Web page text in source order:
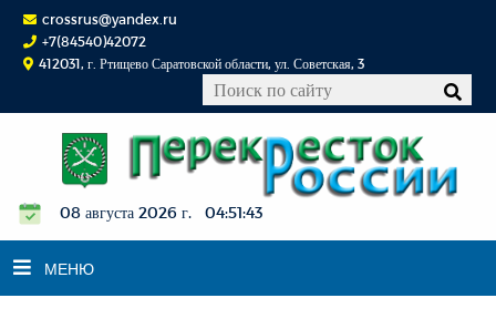
crossrus@yandex.ru
+7(84540)42072
412031, г. Ртищево Саратовской области, ул. Советская, 3
08 августа 2026 г. 04:51:44
МЕНЮ